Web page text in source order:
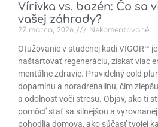
Vírivka vs. bazén: Čo sa
vašej záhrady?
27 marca, 2026 Nekomentované
Otužovanie v studenej kadi VIGOR™
naštartovať regeneráciu, získať viac
mentálne zdravie. Pravidelný cold
dopamínu a noradrenalínu, čím
a odolnosť voči stresu. Objav, ako ti
pomôcť stať sa silnejšou a
pohodlia domova, ako súčasť tvojej